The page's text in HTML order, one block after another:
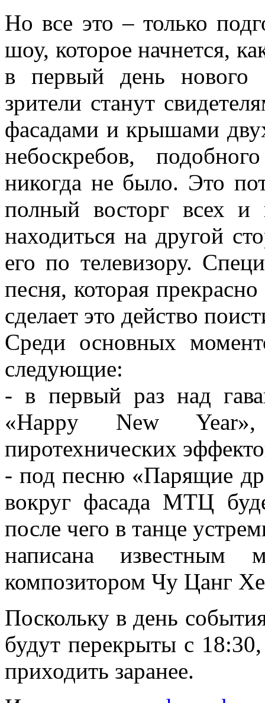
Но все это – только
шоу, которое начнется,
в первый день нового
зрители станут
фасадами и крышами
небоскребов,
никогда не было. Это
полный восторг всех и
находиться на другой
его по телевизору.
песня, которая
сделает это действо
Среди основных
следующие:
- в первый раз над
«Happy New
пиротехнических
- под песню «Парящие
вокруг фасада МТЦ
после чего в танце
написана известным
композитором Чу Цанг
Поскольку в день
будут перекрыты с
приходить заранее.